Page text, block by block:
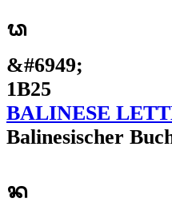
ᬥ
&#6949;
1B25
BALINESE
Balinesischer
ᬦ